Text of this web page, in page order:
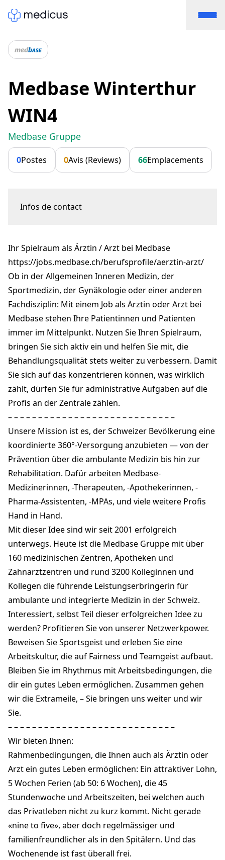
Medbase Winterthur
WIN4
Medbase Gruppe
0Postes 0Avis (Reviews) 66Emplacements
Infos de contact
winterthur-win4@medbase.ch
+41 52 266 93 00
medbase.ch
Ihr Spielraum als Ärztin / Arzt bei Medbase
https://jobs.medbase.ch/berufsprofile/aerztin-arzt/
Ob in der Allgemeinen Inneren Medizin, der
Sportmedizin, der Gynäkologie oder einer anderen
Fachdisziplin: Mit einem Job als Ärztin oder Arzt bei
Medbase stehen Ihre Patientinnen und Patienten
immer im Mittelpunkt. Nutzen Sie Ihren Spielraum,
bringen Sie sich aktiv ein und helfen Sie mit, die
Behandlungsqualität stets weiter zu verbessern. Damit
Sie sich auf das konzentrieren können, was wirklich
zählt, dürfen Sie für administrative Aufgaben auf die
Profis an der Zentrale zählen.
– – – – – – – – – – – – – – – – – – – – – – – – – – – –
Unsere Mission ist es, der Schweizer Bevölkerung eine
koordinierte 360°-Versorgung anzubieten — von der
Prävention über die ambulante Medizin bis hin zur
Rehabilitation. Dafür arbeiten Medbase-
Medizinerinnen, -Therapeuten, -Apothekerinnen, -
Pharma-Assistenten, -MPAs, und viele weitere Profis
Hand in Hand.
Mit dieser Idee sind wir seit 2001 erfolgreich
unterwegs. Heute ist die Medbase Gruppe mit über
160 medizinischen Zentren, Apotheken und
Zahnarztzentren und rund 3200 Kolleginnen und
Kollegen die führende Leistungserbringerin für
ambulante und integrierte Medizin in der Schweiz.
Interessiert, selbst Teil dieser erfolgreichen Idee zu
werden? Profitieren Sie von unserer Netzwerkpower.
Beweisen Sie Sportsgeist und erleben Sie eine
Arbeitskultur, die auf Fairness und Teamgeist aufbaut.
Bleiben Sie im Rhythmus mit Arbeitsbedingungen, die
dir ein gutes Leben ermöglichen. Zusammen gehen
wir die Extrameile, – Sie bringen uns weiter und wir
Sie.
– – – – – – – – – – – – – – – – – – – – – – – – – – – –
Wir bieten Ihnen:
Rahmenbedingungen, die Ihnen auch als Ärztin oder
Arzt ein gutes Leben ermöglichen: Ein attraktiver Lohn,
5 Wochen Ferien (ab 50: 6 Wochen), die 45
Stundenwoche und Arbeitszeiten, bei welchen auch
das Privatleben nicht zu kurz kommt. Nicht gerade
«nine to five», aber doch regelmässiger und
familienfreundlicher als in den Spitälern. Und das
Wochenende ist fast überall frei.